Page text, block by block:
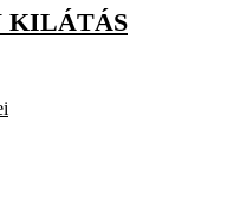
KILÁTÁS